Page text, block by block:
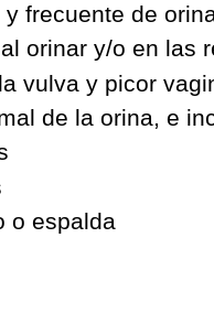
frecuente de
orinar y/o en las
vulva y picor
de la orina, e
o espalda